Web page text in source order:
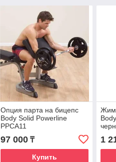
Опция парта на бицепс
Body Solid Powerline
PPCA11
97 000₸
Купить
Жим
1